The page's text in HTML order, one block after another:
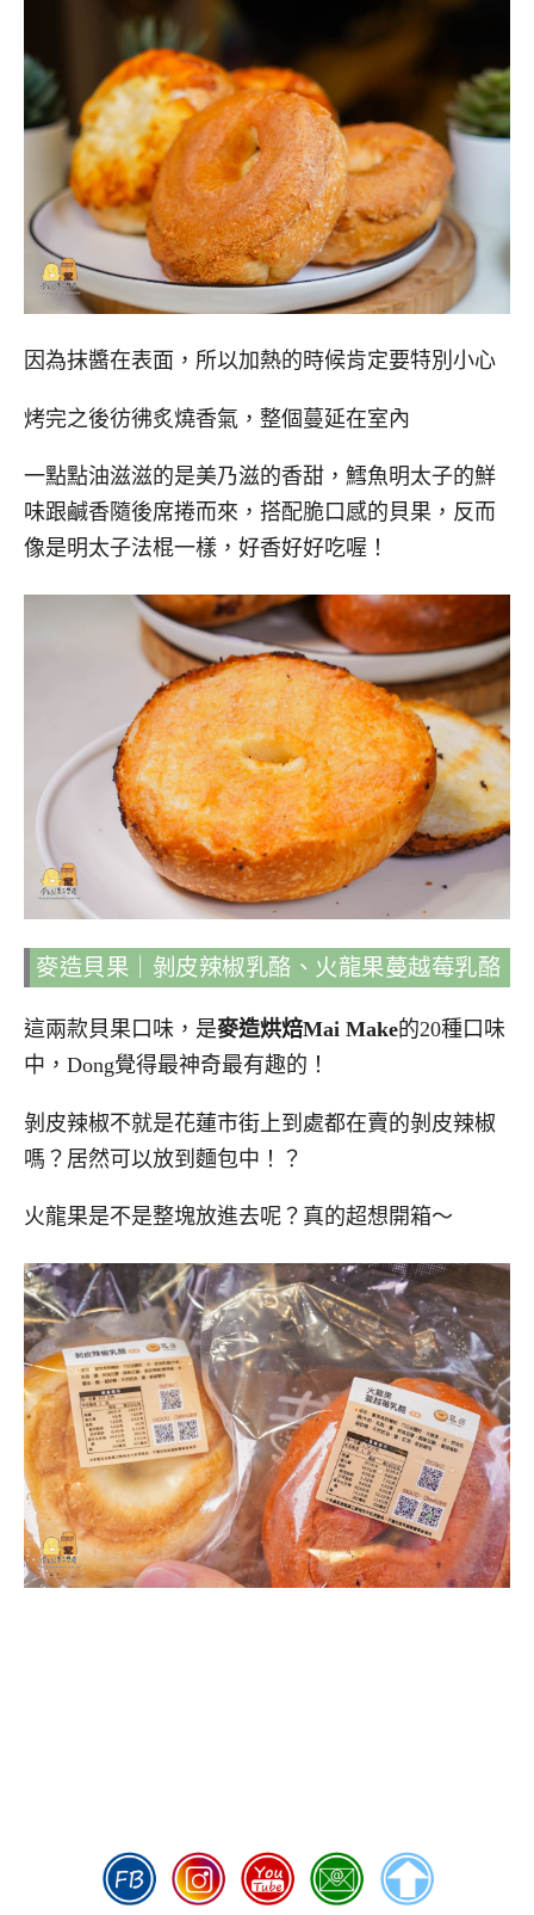
因為抹醬在表面，所以加熱的時候肯定要特別小心
烤完之後彷彿炙燒香氣，整個蔓延在室內
一點點油滋滋的是美乃滋的香甜，鱈魚明太子的鮮
味跟鹹香隨後席捲而來，搭配脆口感的貝果，反而
像是明太子法棍一樣，好香好好吃喔！
麥造貝果｜剝皮辣椒乳酪、火龍果蔓越莓乳酪
這兩款貝果口味，是麥造烘焙Mai Make的20種口味
中，Dong覺得最神奇最有趣的！
剝皮辣椒不就是花蓮市街上到處都在賣的剝皮辣椒
嗎？居然可以放到麵包中！？
火龍果是不是整塊放進去呢？真的超想開箱～